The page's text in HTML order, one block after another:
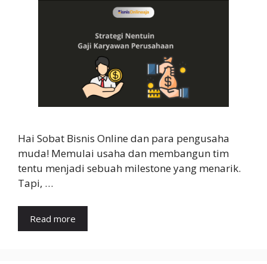
Hai Sobat Bisnis Online dan para pengusaha
muda! Memulai usaha dan membangun tim
tentu menjadi sebuah milestone yang menarik.
Tapi, …
Read more